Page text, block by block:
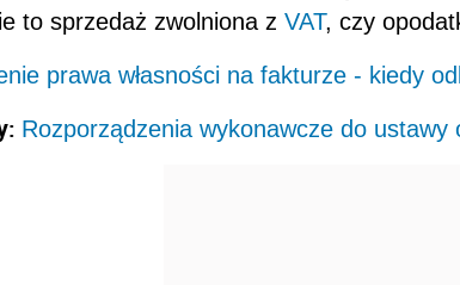
to sprzedaż zwolniona z VAT, czy
prawa własności na fakturze - kiedy
Rozporządzenia wykonawcze do ustawy